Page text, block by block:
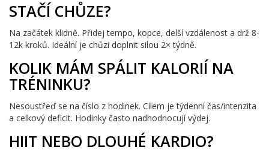
STAČÍ CHŮZE?
Na začátek klidně. Přidej tempo, kopce, delší vzdálenost a drž 8-
12k kroků. Ideální je chůzi doplnit silou 2× týdně.
KOLIK MÁM SPÁLIT KALORIÍ NA
TRÉNINKU?
Nesoustřeď se na číslo z hodinek. Cílem je týdenní čas/intenzita
a celkový deficit. Hodinky často nadhodnocují výdej.
HIIT NEBO DLOUHÉ KARDIO?